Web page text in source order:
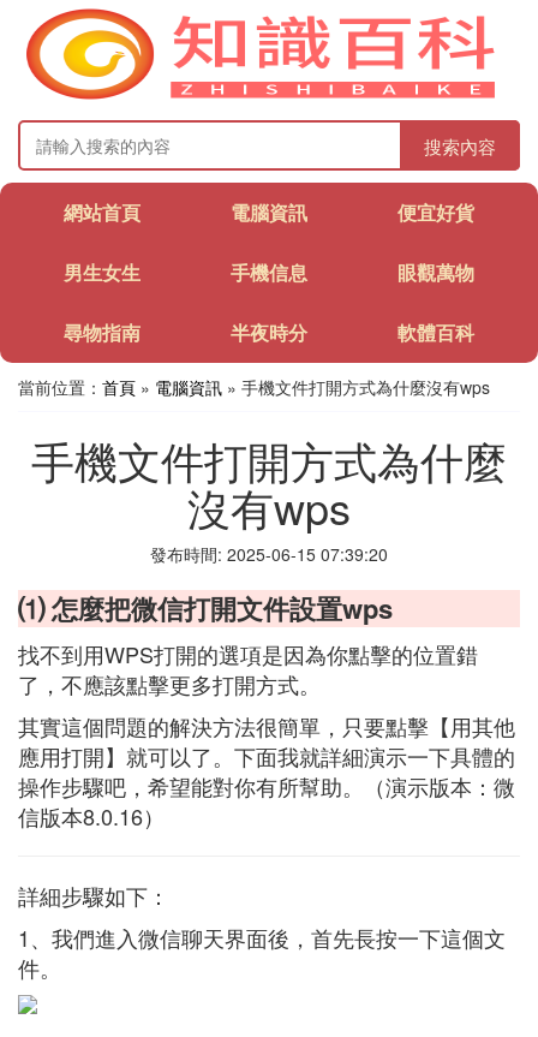
搜索內容
網站首頁 電腦資訊 便宜好貨
男生女生 手機信息 眼觀萬物
尋物指南 半夜時分 軟體百科
當前位置： 首頁 » 電腦資訊 » 手機文件打開方式為什麼沒有wps
手機文件打開方式為什麼
沒有wps
發布時間: 2025-06-15 07:39:20
⑴ 怎麼把微信打開文件設置wps
找不到用WPS打開的選項是因為你點擊的位置錯
了，不應該點擊更多打開方式。
其實這個問題的解決方法很簡單，只要點擊【用其他
應用打開】就可以了。下面我就詳細演示一下具體的
操作步驟吧，希望能對你有所幫助。（演示版本：微
信版本8.0.16）
詳細步驟如下：
1、我們進入微信聊天界面後，首先長按一下這個文
件。